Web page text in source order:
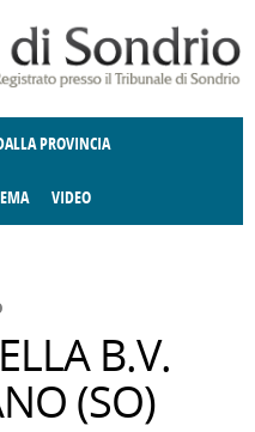
PROVINCIA
VIDEO
B.V.
(SO)